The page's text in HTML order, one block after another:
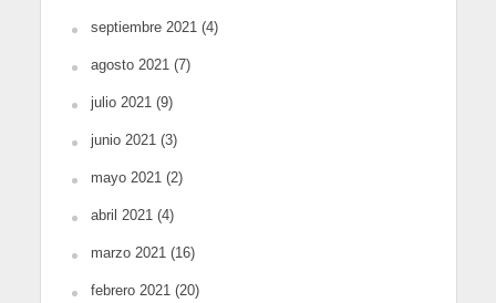
septiembre 2021(4)
agosto 2021(7)
julio 2021(9)
junio 2021(3)
mayo 2021(2)
abril 2021(4)
marzo 2021(16)
febrero 2021(20)